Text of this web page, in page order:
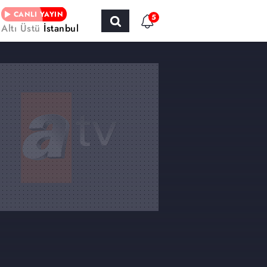
CANLI YAYIN
Altı Üstü İstanbul
5